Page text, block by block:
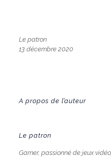
Le patron
13 décembre 2020
A propos de l’auteur
Le patron
Gamer, passionné de jeux